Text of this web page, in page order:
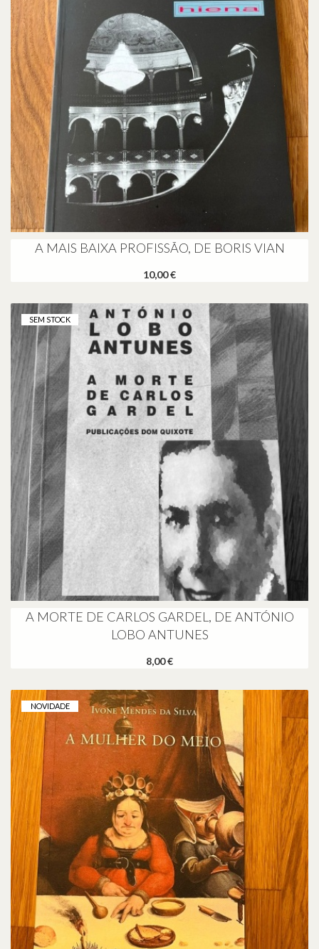
A MAIS BAIXA PROFISSÃO, DE BORIS VIAN
10,00 €
SEM STOCK
A MORTE DE CARLOS GARDEL, DE ANTÓNIO
LOBO ANTUNES
8,00 €
NOVIDADE